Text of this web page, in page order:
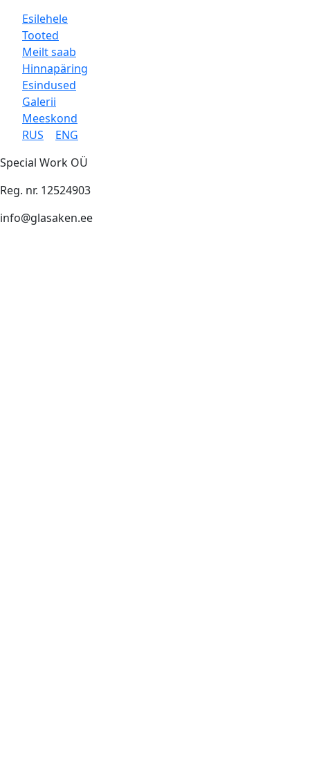
Esilehele
Tooted
Meilt saab
Hinnapäring
Esindused
Galerii
Meeskond
RUS
ENG
Special Work OÜ
Reg. nr. 12524903
info@glasaken.ee